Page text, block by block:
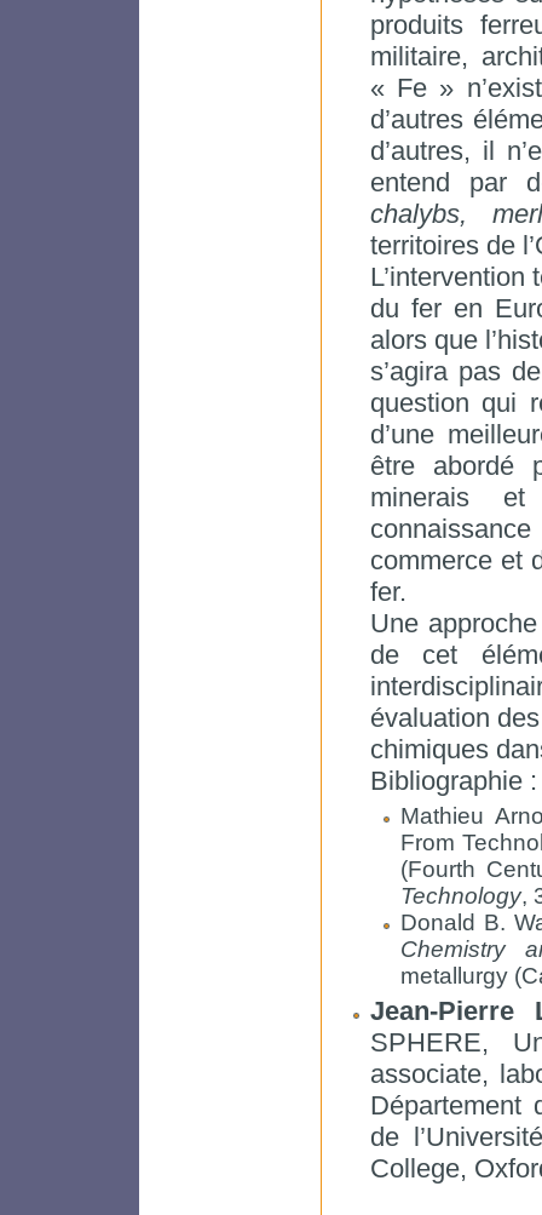
produits
militaire,
« Fe »
d’autres
d’autres, il
entend par
chalybs,
territoires de
L’intervention
du fer en
alors que
s’agira pas
question qui
d’une
être abordé
minerais
commerce et
fer.
Une
de cet
évaluation
chimiques
Bibliographie :
Mathieu
From
(Fourth
Technology,
Donald B.
Chemistry
metallurgy
Jean-Pierre
SPHERE,
associate,
Département
de
College,